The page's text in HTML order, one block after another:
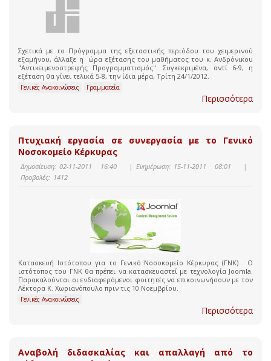
Σχετικά με το Πρόγραμμα της εξεταστικής περιόδου του χειμερινού
εξαμήνου, άλλαξε η ώρα εξέτασης του μαθήματος του κ. Ανδρόνικου
"Αντικειμενοστρεφής Προγραμματισμός". Συγκεκριμένα, αντί 6-9, η
εξέταση θα γίνει τελικά 5-8, την ίδια μέρα, Τρίτη 24/1/2012.
Γενικές Ανακοινώσεις Γραμματεία
Περισσότερα
Πτυχιακή εργασία σε συνεργασία με το Γενικό
Νοσοκομείο Κέρκυρας
Δημοσίευση: 02-11-2011 16:40 | Ενημέρωση: 15-11-2011 08:01
|
Προβολές: 1412
Κατασκευή Ιστότοπου για το Γενικό Νοσοκομείο Κέρκυρας (ΓΝΚ) . Ο
ιστότοπος του ΓΝΚ θα πρέπει να κατασκευαστεί με τεχνολογία Joomla.
Παρακαλούνται οι ενδιαφερόμενοι φοιτητές να επικοινωνήσουν με τον
Λέκτορα Κ. Χωριανόπουλο πριν τις 10 Νοεμβρίου.
Γενικές Ανακοινώσεις
Περισσότερα
Αναβολή διδασκαλίας και απαλλαγή από το